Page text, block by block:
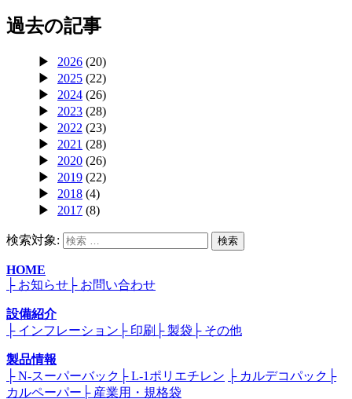
過去の記事
2026 (20)
2025 (22)
2024 (26)
2023 (28)
2022 (23)
2021 (28)
2020 (26)
2019 (22)
2018 (4)
2017 (8)
検索対象: 検索
HOME
├ お知らせ ├ お問い合わせ
設備紹介
├ インフレーション ├ 印刷 ├ 製袋 ├ その他
製品情報
├ N-スーパーバック ├ L-1ポリエチレン ├ カルデコパック ├
カルペーパー ├ 産業用・規格袋